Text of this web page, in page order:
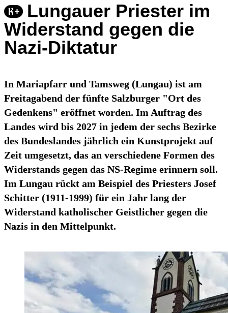
Lungauer Priester im
Widerstand gegen die
Nazi-Diktatur
In Mariapfarr und Tamsweg (Lungau) ist am
Freitagabend der fünfte Salzburger "Ort des
Gedenkens" eröffnet worden. Im Auftrag des
Landes wird bis 2027 in jedem der sechs Bezirke
des Bundeslandes jährlich ein Kunstprojekt auf
Zeit umgesetzt, das an verschiedene Formen des
Widerstands gegen das NS-Regime erinnern soll.
Im Lungau rückt am Beispiel des Priesters Josef
Schitter (1911-1999) für ein Jahr lang der
Widerstand katholischer Geistlicher gegen die
Nazis in den Mittelpunkt.